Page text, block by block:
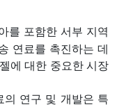
를 포함한 서부 지역
연료를 촉진하는 데
에 대한 중요한 시장
의 연구 및 개발은 특